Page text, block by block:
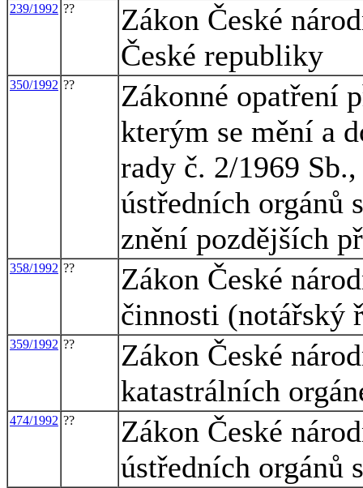
239/1992 ??
Zákon České
České republiky
350/1992 ??
Zákonné opatření
kterým se mění a
rady č. 2/1969
ústředních orgánů
znění pozdějších
358/1992 ??
Zákon České
činnosti (notářský
359/1992 ??
Zákon České
katastrálních
474/1992 ??
Zákon České
ústředních orgánů